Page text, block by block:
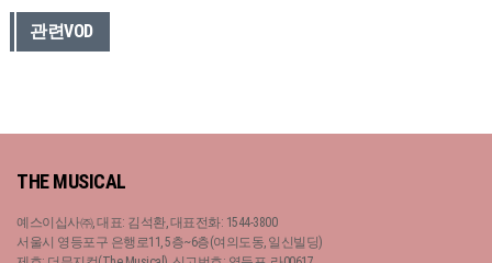
관련VOD
THE MUSICAL
예스이십사㈜, 대표: 김석환, 대표전화: 1544-3800
서울시 영등포구 은행로11, 5층~6층(여의도동, 일신빌딩)